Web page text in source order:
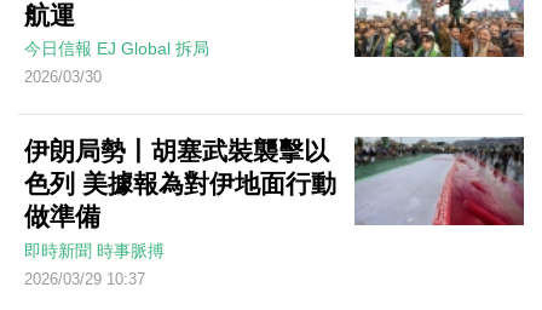
航運
今日信報 EJ Global 拆局
2026/03/30
伊朗局勢丨胡塞武裝襲擊以
色列 美據報為對伊地面行動
做準備
即時新聞 時事脈搏
2026/03/29 10:37